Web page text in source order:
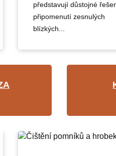
představují důstojné
připomenutí zesnulých
blízkých...